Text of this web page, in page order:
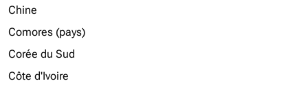
Chine
Comores (pays)
Corée du Sud
Côte d'Ivoire